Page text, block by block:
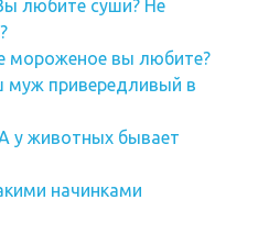
любите суши? Не
мороженое вы любите?
муж привередливый в
у животных бывает
начинками